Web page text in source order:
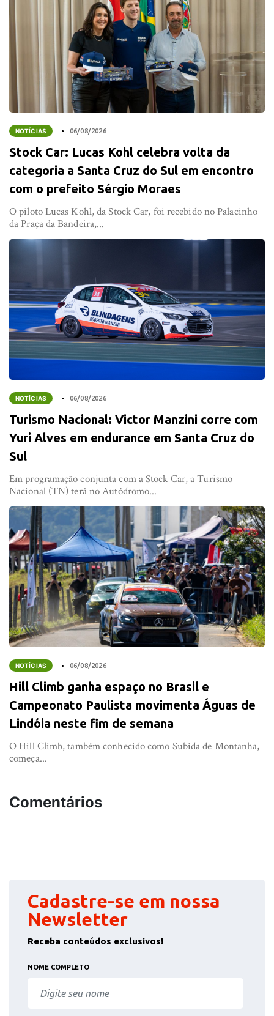
NOTÍCIAS 06/08/2026
Stock Car: Lucas Kohl celebra volta da
categoria a Santa Cruz do Sul em encontro
com o prefeito Sérgio Moraes
O piloto Lucas Kohl, da Stock Car, foi recebido no Palacinho
da Praça da Bandeira,...
NOTÍCIAS 06/08/2026
Turismo Nacional: Victor Manzini corre com
Yuri Alves em endurance em Santa Cruz do
Sul
Em programação conjunta com a Stock Car, a Turismo
Nacional (TN) terá no Autódromo...
NOTÍCIAS 06/08/2026
Hill Climb ganha espaço no Brasil e
Campeonato Paulista movimenta Águas de
Lindóia neste fim de semana
O Hill Climb, também conhecido como Subida de Montanha,
começa...
Comentários
Cadastre-se em nossa
Newsletter
Receba conteúdos exclusivos!
NOME COMPLETO